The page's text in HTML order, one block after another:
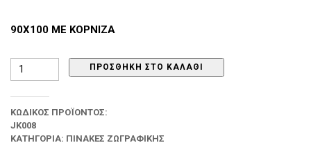
90Χ100 ΜΕ ΚΟΡΝΙΖΑ
Γιάννης
ΠΡΟΣΘΉΚΗ ΣΤΟ ΚΑΛΆΘΙ
ΚΩΔΙΚΌΣ ΠΡΟΪΌΝΤΟΣ:
JK008
ΚΑΤΗΓΟΡΊΑ: ΠΊΝΑΚΕΣ ΖΩΓΡΑΦΙΚΉΣ